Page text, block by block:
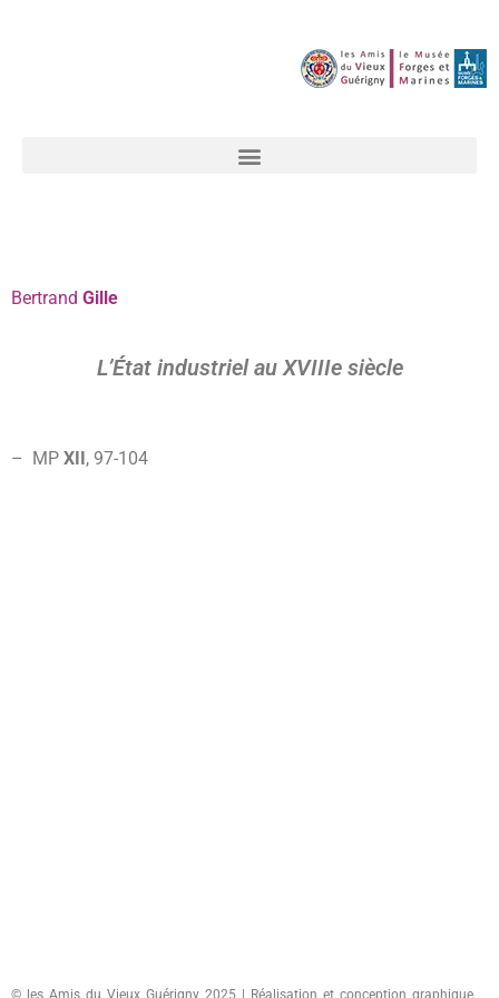
Bertrand Gille
L’État industriel au XVIIIe siècle
– MP XII, 97-104
© les Amis du Vieux Guérigny 2025 | Réalisation et conception graphique